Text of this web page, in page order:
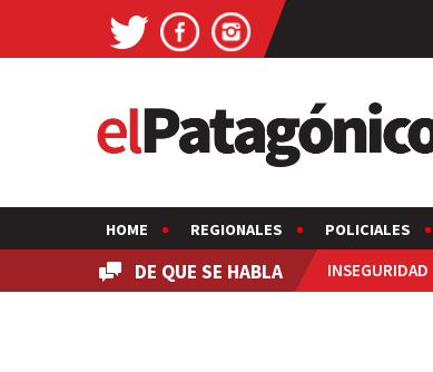
HOME REGIONALES POLICIALES
DE QUE SE HABLA INSEGURIDAD